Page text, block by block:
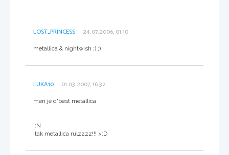
LOST_PRINCESS 24.07.2006, 01:10
metallica & nightwish ;) ;)
LUKA10 01.03.2007, 16:32
men je d'best metallica
:N
itak metallica rulzzzz!!! >:D